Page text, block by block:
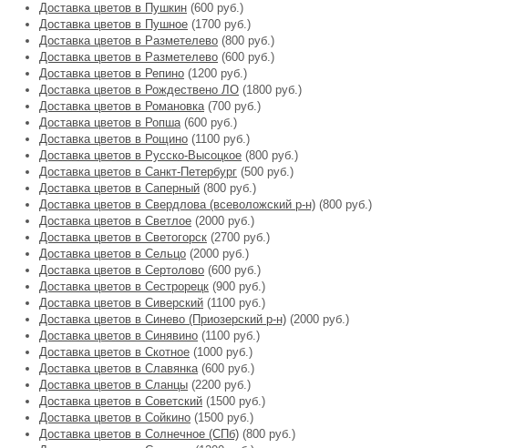
Доставка цветов в Пушкин (600 руб.)
Доставка цветов в Пушное (1700 руб.)
Доставка цветов в Разметелево (800 руб.)
Доставка цветов в Разметелево (600 руб.)
Доставка цветов в Репино (1200 руб.)
Доставка цветов в Рождествено ЛО (1800 руб.)
Доставка цветов в Романовка(700 руб.)
Доставка цветов в Ропша(600 руб.)
Доставка цветов в Рощино (1100 руб.)
Доставка цветов в Русско-Высоцкое (800 руб.)
Доставка цветов в Санкт-Петербург (500 руб.)
Доставка цветов в Саперный (800 руб.)
Доставка цветов в Свердлова (всеволожский р-н) (800 руб.)
Доставка цветов в Светлое (2000 руб.)
Доставка цветов в Светогорск (2700 руб.)
Доставка цветов в Сельцо (2000 руб.)
Доставка цветов в Сертолово (600 руб.)
Доставка цветов в Сестрорецк (900 руб.)
Доставка цветов в Сиверский (1100 руб.)
Доставка цветов в Синево (Приозерский р-н) (2000 руб.)
Доставка цветов в Синявино (1100 руб.)
Доставка цветов в Скотное (1000 руб.)
Доставка цветов в Славянка(600 руб.)
Доставка цветов в Сланцы (2200 руб.)
Доставка цветов в Советский (1500 руб.)
Доставка цветов в Сойкино (1500 руб.)
Доставка цветов в Солнечное (СПб) (800 руб.)